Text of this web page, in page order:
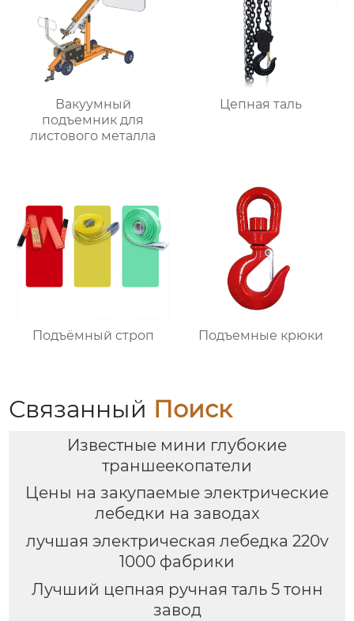
Вакуумный
подъемник для
листового металла
Цепная таль
Подъёмный строп Подъемные крюки
Связанный Поиск
Известные мини глубокие
траншеекопатели
Цены на закупаемые электрические
лебедки на заводах
лучшая электрическая лебедка 220v
1000 фабрики
Лучший цепная ручная таль 5 тонн
завод